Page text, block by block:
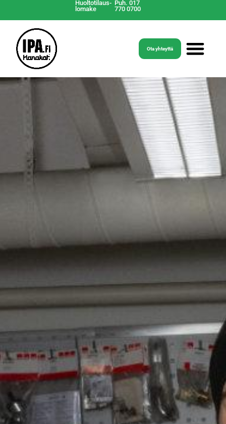
Huoltotilaus-
lomake
Puh. 017
770 0700
Ota yhteyttä